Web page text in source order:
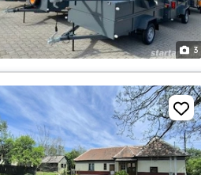
3